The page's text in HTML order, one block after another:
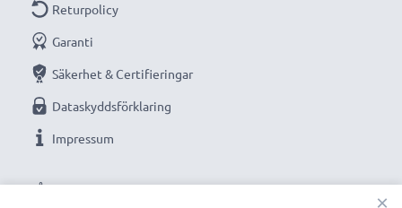
VÅRA BETALNINGSALTERNATIV
Returpolicy
Garanti
Säkerhet & Certifieringar
Dataskyddsförklaring
Impressum
×